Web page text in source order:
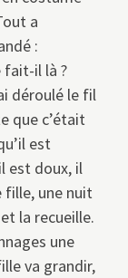
a
:
fait-il là ?
déroulé le fil
que c’était
est
est doux, il
une nuit
la recueille.
une
va grandir,